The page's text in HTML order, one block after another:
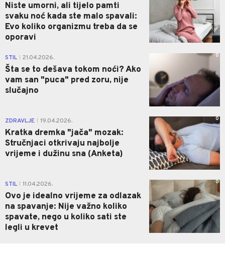
Niste umorni, ali tijelo pamti
svaku noć kada ste malo spavali:
Evo koliko organizmu treba da se
oporavi
STIL 21.04.2026.
Šta se to dešava tokom noći? Ako
vam san "puca" pred zoru, nije
slučajno
0
ZDRAVLJE 19.04.2026.
Kratka dremka "jača" mozak:
Stručnjaci otkrivaju najbolje
vrijeme i dužinu sna (Anketa)
0
STIL 11.04.2026.
Ovo je idealno vrijeme za odlazak
na spavanje: Nije važno koliko
spavate, nego u koliko sati ste
legli u krevet
0